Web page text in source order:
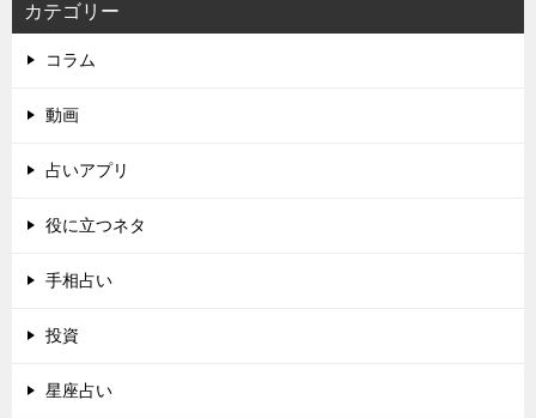
カテゴリー
コラム
動画
占いアプリ
役に立つネタ
手相占い
投資
星座占い